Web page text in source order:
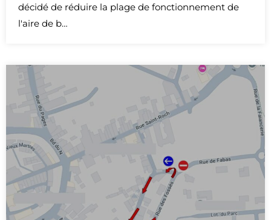
décidé de réduire la plage de fonctionnement de
l'aire de b…